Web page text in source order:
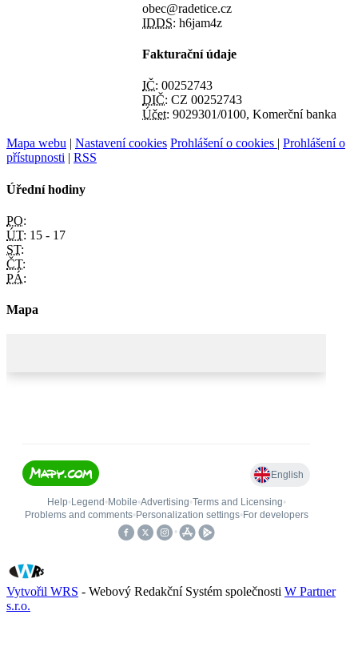
obec@radetice.cz
IDDS: h6jam4z
Fakturační údaje
IČ: 00252743
DIČ: CZ 00252743
Účet: 9029301/0100, Komerční banka
Mapa webu | Nastavení cookies Prohlášení o cookies | Prohlášení o
přístupnosti | RSS
Úřední hodiny
PO:
ÚT: 15 - 17
ST:
ČT:
PÁ:
Mapa
Vytvořil WRS - Webový Redakční Systém společnosti W Partner
s.r.o.